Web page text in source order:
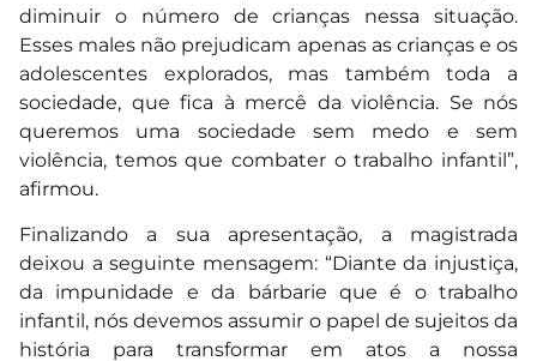
diminuir o número de crianças nessa situação.
Esses males não prejudicam apenas as crianças e os
adolescentes explorados, mas também toda a
sociedade, que fica à mercê da violência. Se nós
queremos uma sociedade sem medo e sem
violência, temos que combater o trabalho infantil”,
afirmou.
Finalizando a sua apresentação, a magistrada
deixou a seguinte mensagem: “Diante da injustiça,
da impunidade e da bárbarie que é o trabalho
infantil, nós devemos assumir o papel de sujeitos da
história para transformar em atos a nossa